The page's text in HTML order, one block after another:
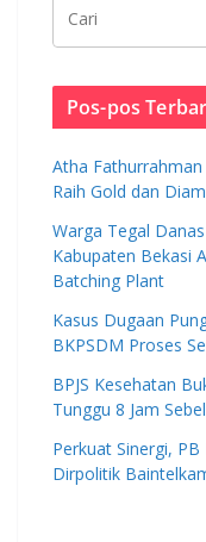
Pos-pos
Atha
Raih Gold dan
Warga Tegal
Kabupaten Bekasi
Batching Plant
Kasus Dugaan
BKPSDM Proses
BPJS Kesehatan
Tunggu 8 Jam
Perkuat Sinergi,
Dirpolitik